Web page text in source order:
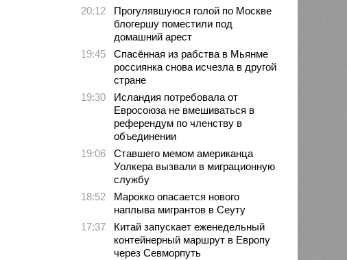
20:12
Прогулявшуюся голой по Москве
блогершу поместили под
домашний арест
19:45
Спасённая из рабства в Мьянме
россиянка снова исчезла в другой
стране
19:30
Исландия потребовала от
Евросоюза не вмешиваться в
референдум по членству в
объединении
19:06
Ставшего мемом американца
Уолкера вызвали в миграционную
службу
18:52
Марокко опасается нового
наплыва мигрантов в Сеуту
17:37
Китай запускает еженедельный
контейнерный маршрут в Европу
через Севморпуть